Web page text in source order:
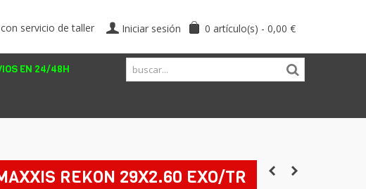
0 artículo(s) - 0,00 €
Iniciar sesión
servicio de taller
EN 24/48H
REKON 29X2.60 EXO/TR